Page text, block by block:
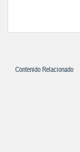
Contenido Relacionado